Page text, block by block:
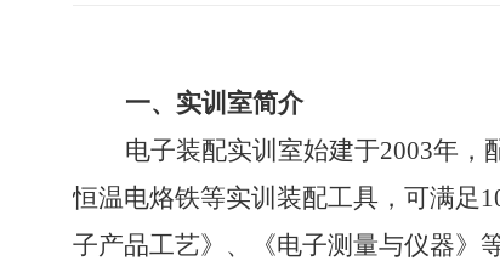
一、实训室简介
电子装配实训室始建于2003年，
恒温电烙铁等实训装配工具，可满足
子产品工艺》、《电子测量与仪器》